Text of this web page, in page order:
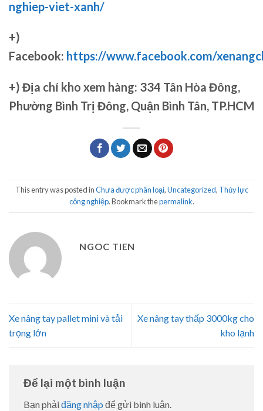
nghiep-viet-xanh/
+)
Facebook: https://www.facebook.com/
+) Địa chỉ kho xem hàng: 334 Tân Hòa Đông,
Phường Bình Trị Đông, Quận Bình Tân, TP.HCM
This entry was posted inChưa được phân loại,Uncategorized, Thủy lực
công nghiệp. Bookmark thepermalink.
NGOC TIEN
Xe nâng tay pallet mini và tải
trọng lớn
Xe nâng tay thấp 3000kg cho
kho lạnh
Để lại một bình luận
Bạn phải đăng nhập để gửi bình luận.